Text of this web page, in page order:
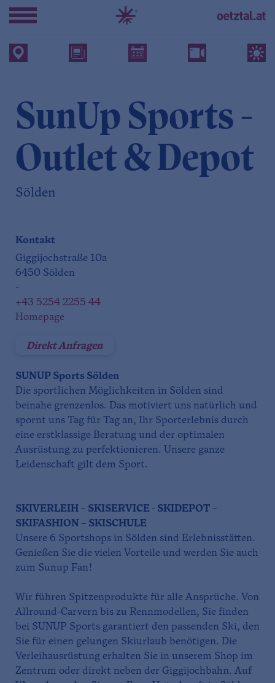
SunUp Sports -
Outlet & Depot
Sölden
Kontakt
Giggijochstraße 10a
6450 Sölden
-
+43 5254 2255 44
Homepage
Direkt Anfragen
SUNUP Sports Sölden
Die sportlichen Möglichkeiten in Sölden sind
beinahe grenzenlos. Das motiviert uns natürlich und
spornt uns Tag für Tag an, Ihr Sporterlebnis durch
eine erstklassige Beratung und der optimalen
Ausrüstung zu perfektionieren. Unsere ganze
Leidenschaft gilt dem Sport.
SKIVERLEIH – SKISERVICE - SKIDEPOT –
SKIFASHION – SKISCHULE
Unsere 6 Sportshops in Sölden sind Erlebnisstätten.
Genießen Sie die vielen Vorteile und werden Sie auch
zum Sunup Fan!
Wir führen Spitzenprodukte für alle Ansprüche. Von
Allround-Carvern bis zu Rennmodellen, Sie finden
bei SUNUP Sports garantiert den passenden Ski, den
Sie für einen gelungen Skiurlaub benötigen. Die
Verleihausrüstung erhalten Sie in unserem Shop im
Zentrum oder direkt neben der Giggijochbahn. Auf